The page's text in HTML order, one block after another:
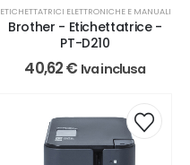
ETICHETTATRICI ELETTRONICHE E MANUALI
Brother - Etichettatrice -
PT-D210
40,62€ Iva inclusa